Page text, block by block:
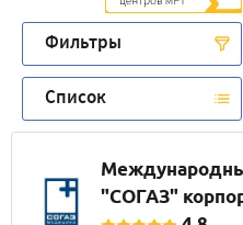
Фильтры
Список
"СОГАЗ"